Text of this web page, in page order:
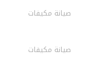
صيانة مكيفات
صيانة مكيفات